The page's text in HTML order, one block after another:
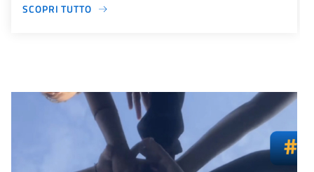
SCOPRI TUTTO